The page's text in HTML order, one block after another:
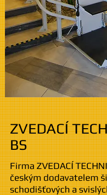
ZVEDACÍ
BS
Firma ZVEDACÍ
českým dodavatelem
schodišťových a